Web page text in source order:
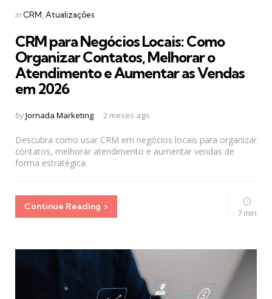
Categories
Posted
in CRM Atualizações
CRM para Negócios Locais: Como
Organizar Contatos, Melhorar o
Atendimento e Aumentar as Vendas
em 2026
Posted
byJornada Marketing 2 meses ago
Descubra como usar CRM em negócios locais para organizar
contatos, melhorar atendimento e aumentar vendas de
forma estratégica.
Continue Reading
7 min